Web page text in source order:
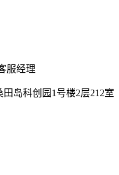
服经理
岛科创园1号楼2层212室